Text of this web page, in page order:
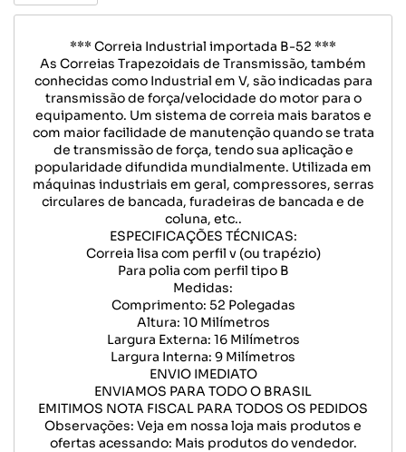
*** Correia Industrial importada B-52 ***
As Correias Trapezoidais de Transmissão, também
conhecidas como Industrial em V, são indicadas para
transmissão de força/velocidade do motor para o
equipamento. Um sistema de correia mais baratos e
com maior facilidade de manutenção quando se trata
de transmissão de força, tendo sua aplicação e
popularidade difundida mundialmente. Utilizada em
máquinas industriais em geral, compressores, serras
circulares de bancada, furadeiras de bancada e de
coluna, etc..
ESPECIFICAÇÕES TÉCNICAS:
Correia lisa com perfil v (ou trapézio)
Para polia com perfil tipo B
Medidas:
Comprimento: 52 Polegadas
Altura: 10 Milímetros
Largura Externa: 16 Milímetros
Largura Interna: 9 Milímetros
ENVIO IMEDIATO
ENVIAMOS PARA TODO O BRASIL
EMITIMOS NOTA FISCAL PARA TODOS OS PEDIDOS
Observações: Veja em nossa loja mais produtos e
ofertas acessando: Mais produtos do vendedor.